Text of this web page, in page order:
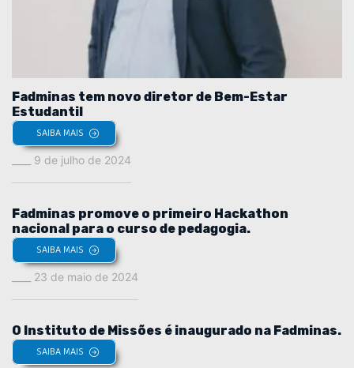
Fadminas tem novo diretor de Bem-Estar
Estudantil
SAIBA MAIS
9 de julho de 2024
Fadminas promove o primeiro Hackathon
nacional para o curso de pedagogia.
SAIBA MAIS
23 de maio de 2024
O Instituto de Missões é inaugurado na Fadminas.
SAIBA MAIS